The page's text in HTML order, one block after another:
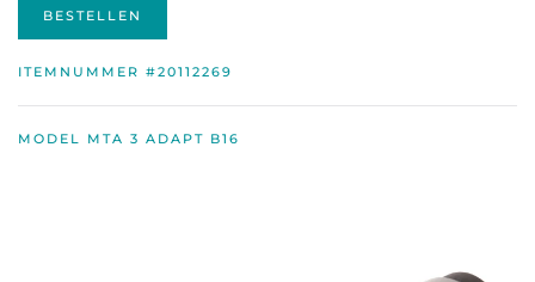
BESTELLEN
ITEMNUMMER #20112269
MODEL MTA 3 ADAPT B16